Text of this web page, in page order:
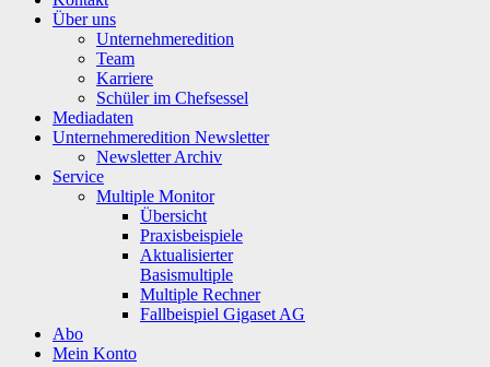
Über uns
Unternehmeredition
Team
Karriere
Schüler im Chefsessel
Mediadaten
Unternehmeredition Newsletter
Newsletter Archiv
Service
Multiple Monitor
Übersicht
Praxisbeispiele
Aktualisierter
Basismultiple
Multiple Rechner
Fallbeispiel Gigaset AG
Abo
Mein Konto